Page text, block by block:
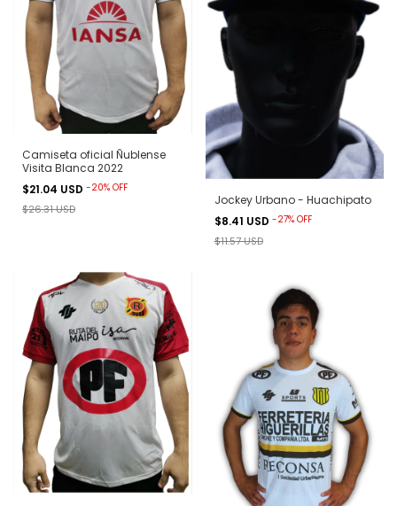
Camiseta oficial Ñublense
Visita Blanca 2022
$21.04 USD -20% OFF
$26.31 USD
Jockey Urbano - Huachipato
$8.41 USD -27% OFF
$11.57 USD